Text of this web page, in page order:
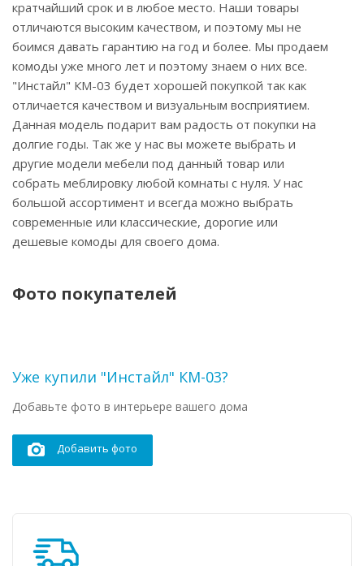
кратчайший срок и в любое место. Наши товары
отличаются высоким качеством, и поэтому мы не
боимся давать гарантию на год и более. Мы продаем
комоды уже много лет и поэтому знаем о них все.
"Инстайл" КМ-03 будет хорошей покупкой так как
отличается качеством и визуальным восприятием.
Данная модель подарит вам радость от покупки на
долгие годы. Так же у нас вы можете выбрать и
другие модели мебели под данный товар или
собрать меблировку любой комнаты с нуля. У нас
большой ассортимент и всегда можно выбрать
современные или классические, дорогие или
дешевые комоды для своего дома.
Фото покупателей
Уже купили "Инстайл" КМ-03?
Добавьте фото в интерьере вашего дома
Добавить фото